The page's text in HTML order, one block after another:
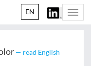
EN
— read English